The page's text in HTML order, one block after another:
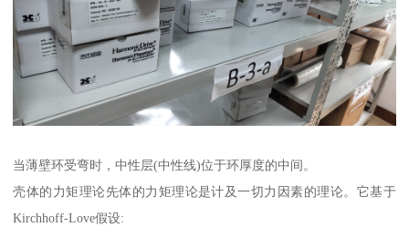
当薄壁环受弯时，中性层(中性线)位于环厚度的中间。
壳体的力矩理论先体的力矩理论是计及一切力因素的理论。它基于
Kirchhoff-Love假设: